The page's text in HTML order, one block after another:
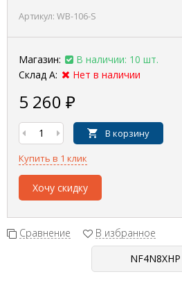
Артикул: WB-106-S
Магазин:
В наличии: 10 шт.
Склад А:
Нет в наличии
5 260 ₽
В корзину
Купить в 1 клик
Хочу скидку
Сравнение В избранное